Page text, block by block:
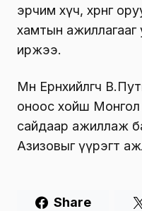
эрчим хүч, хөрөнгө
хамтын
иржээ.
Мөн Ерөнхийлөгч
оноос хойш Монгол
сайдаар ажиллаж
Азизовыг үүрэгт
Share